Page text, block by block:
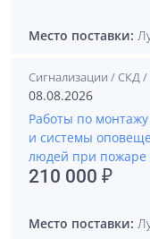
Место поставки:
Сигнализации / СКД
08.08.2026
Работы по
и системы
людей при
210 000 ₽
Место поставки: